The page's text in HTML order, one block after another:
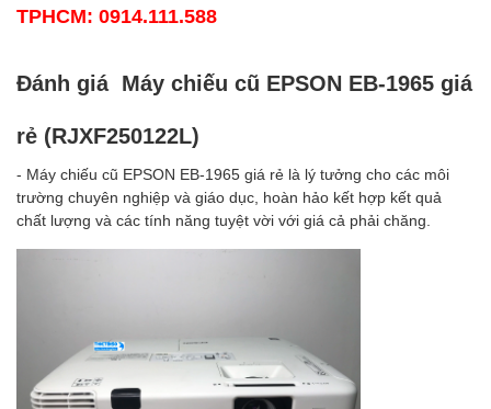
TPHCM: 0914.111.588
Đánh giá Máy chiếu cũ EPSON EB-1965 giá
rẻ (RJXF250122L)
- Máy chiếu cũ EPSON EB-1965 giá rẻ là lý tưởng cho các môi
trường chuyên nghiệp và giáo dục, hoàn hảo kết hợp kết quả
chất lượng và các tính năng tuyệt vời với giá cả phải chăng.